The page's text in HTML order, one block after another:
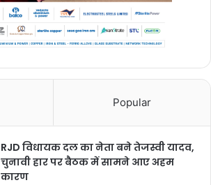
Popular
RJD विधायक दल का नेता बने तेजस्वी यादव,
चुनावी हार पर बैठक में सामने आए अहम
कारण